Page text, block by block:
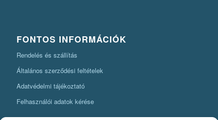
FONTOS INFORMÁCIÓK
Rendelés és szállítás
Általános szerződési feltételek
Adatvédelmi tájékoztató
Felhasználói adatok kérése